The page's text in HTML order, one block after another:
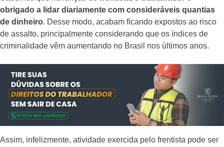
obrigado a lidar diariamente com consideráveis quantias
de dinheiro. Desse modo, acabam ficando expostos ao risco
de assalto, principalmente considerando que os índices de
criminalidade vêm aumentando no Brasil nos últimos anos.
Assim, infelizmente, atividade exercida pelo frentista pode ser